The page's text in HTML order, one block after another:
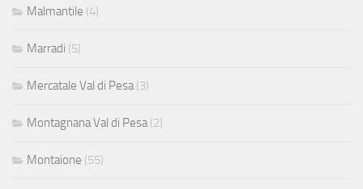
Malmantile (4)
Marradi (5)
Mercatale Val di Pesa(3)
Montagnana Val di Pesa(2)
Montaione (55)